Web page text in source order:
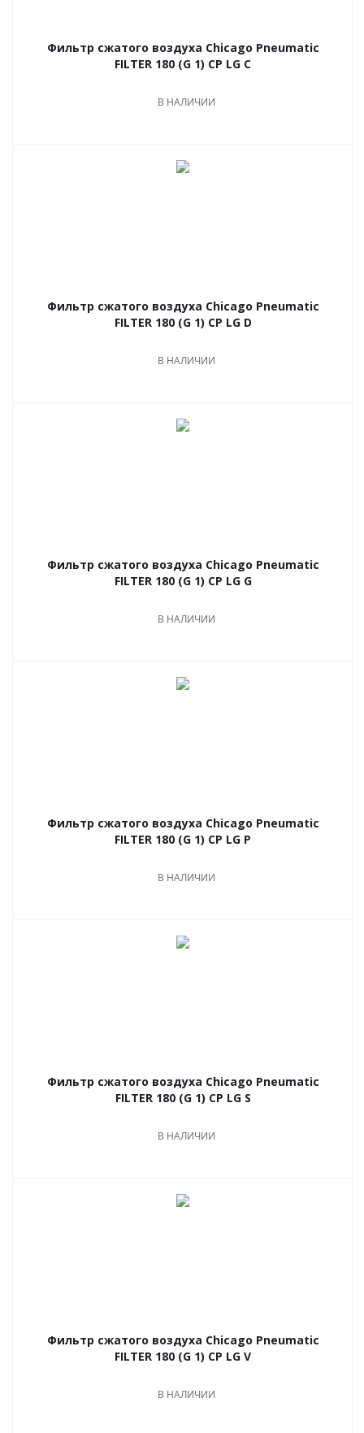
Фильтр сжатого воздуха Chicago Pneumatic
FILTER 180 (G 1) CP LG C
В НАЛИЧИИ
Фильтр сжатого воздуха Chicago Pneumatic
FILTER 180 (G 1) CP LG D
В НАЛИЧИИ
Фильтр сжатого воздуха Chicago Pneumatic
FILTER 180 (G 1) CP LG G
В НАЛИЧИИ
Фильтр сжатого воздуха Chicago Pneumatic
FILTER 180 (G 1) CP LG P
В НАЛИЧИИ
Фильтр сжатого воздуха Chicago Pneumatic
FILTER 180 (G 1) CP LG S
В НАЛИЧИИ
Фильтр сжатого воздуха Chicago Pneumatic
FILTER 180 (G 1) CP LG V
В НАЛИЧИИ